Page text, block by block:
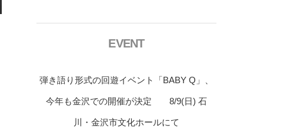
EVENT
弾き語り形式の回遊イベント「BABY Q」、
今年も金沢での開催が決定 8/9(日) 石
川・金沢市文化ホールにて